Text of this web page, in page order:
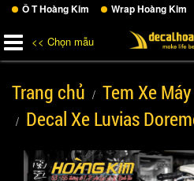
Ô T Hoàng Kim Wrap Hoàng Kim
<< Chọn mẫu
Trang chủ Tem Xe Máy
Decal Xe Luvias